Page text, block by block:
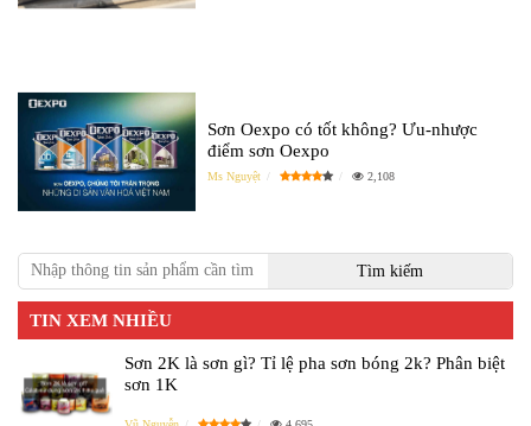
Sơn Oexpo có tốt không? Ưu-nhược
điểm sơn Oexpo
Ms Nguyệt 2,108
TIN XEM NHIỀU
Sơn 2K là sơn gì? Tỉ lệ pha sơn bóng 2k? Phân biệt
sơn 1K